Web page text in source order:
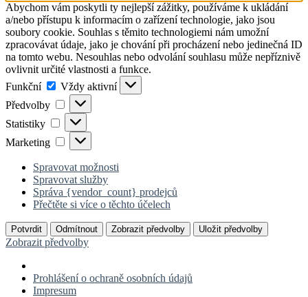
Abychom vám poskytli ty nejlepší zážitky, používáme k ukládání
a/nebo přístupu k informacím o zařízení technologie, jako jsou
soubory cookie. Souhlas s těmito technologiemi nám umožní
zpracovávat údaje, jako je chování při procházení nebo jedinečná ID
na tomto webu. Nesouhlas nebo odvolání souhlasu může nepříznivě
ovlivnit určité vlastnosti a funkce.
Funkční
Funkční
Vždy aktivní
Předvolby
Předvolby
Statistiky Statistiky
Marketing Marketing
Spravovat možnosti
Spravovat služby
Správa {vendor_count} prodejců
Přečtěte si více o těchto účelech
Potvrdit Odmítnout Zobrazit předvolby Uložit předvolby
Zobrazit předvolby
Prohlášení o ochraně osobních údajů
Impresum